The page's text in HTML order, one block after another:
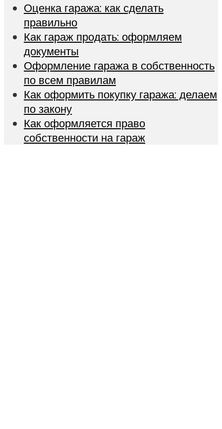
Оценка гаража: как сделать
правильно
Как гараж продать: оформляем
документы
Оформление гаража в собственность
по всем правилам
Как оформить покупку гаража: делаем
по закону
Как оформляется право
собственности на гараж